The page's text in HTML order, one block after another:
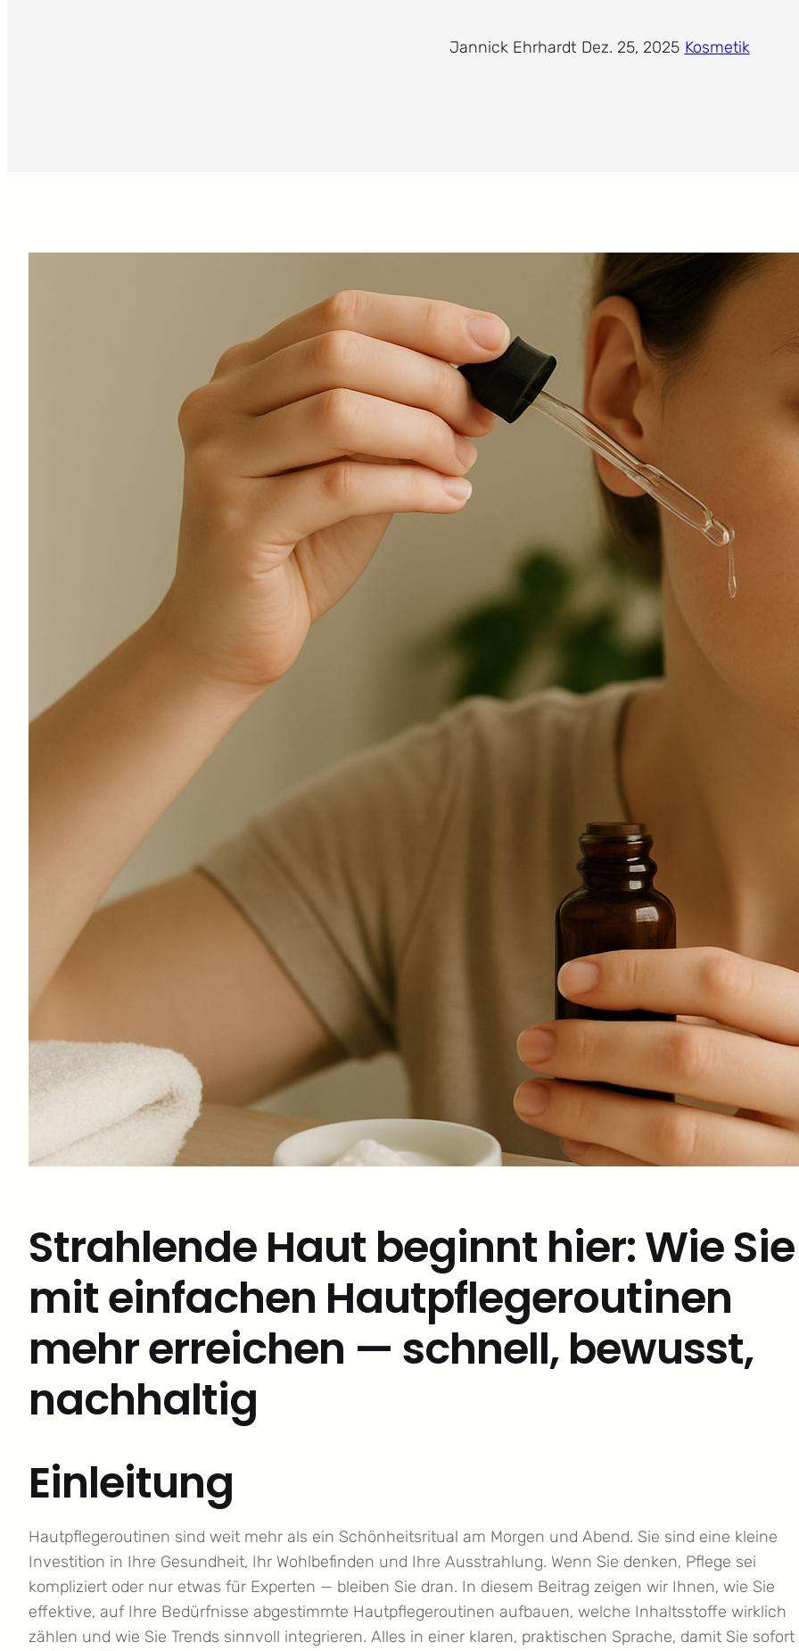
Jannick Ehrhardt· Dez. 25, 2025· Kosmetik
Strahlende Haut beginnt hier: Wie Sie
mit einfachen Hautpflegeroutinen
mehr erreichen — schnell, bewusst,
nachhaltig
Einleitung
Hautpflegeroutinen sind weit mehr als ein Schönheitsritual am Morgen und Abend. Sie sind eine kleine
Investition in Ihre Gesundheit, Ihr Wohlbefinden und Ihre Ausstrahlung. Wenn Sie denken, Pflege sei
kompliziert oder nur etwas für Experten — bleiben Sie dran. In diesem Beitrag zeigen wir Ihnen, wie Sie
effektive, auf Ihre Bedürfnisse abgestimmte Hautpflegeroutinen aufbauen, welche Inhaltsstoffe wirklich
zählen und wie Sie Trends sinnvoll integrieren. Alles in einer klaren, praktischen Sprache, damit Sie sofort